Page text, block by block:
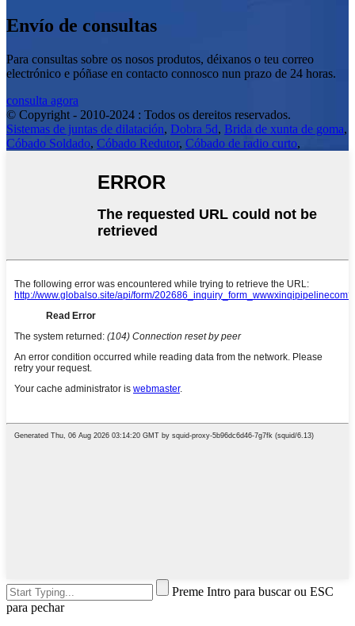
Envío de consultas
Para consultas sobre os nosos produtos, déixanos o teu correo
electrónico e póñase en contacto connosco nun prazo de 24 horas.
consulta agora
© Copyright - 2010-2024 : Todos os dereitos reservados.
Sistemas de juntas de dilatación, Dobra 5d, Brida de xunta de goma,
Cóbado Soldado, Cóbado Redutor, Cóbado de radio curto,
Preme Intro para buscar ou ESC
para pechar